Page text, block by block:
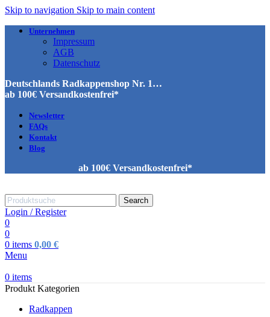
Skip to navigation Skip to main content
Unternehmen
Impressum
AGB
Datenschutz
Deutschlands Radkappenshop Nr. 1…
ab 100€ Versandkostenfrei*
Newsletter
FAQs
Kontakt
Blog
ab 100€ Versandkostenfrei*
Search
Login / Register
0
0
0 items 0,00 €
Menu
0 items
Produkt Kategorien
Radkappen